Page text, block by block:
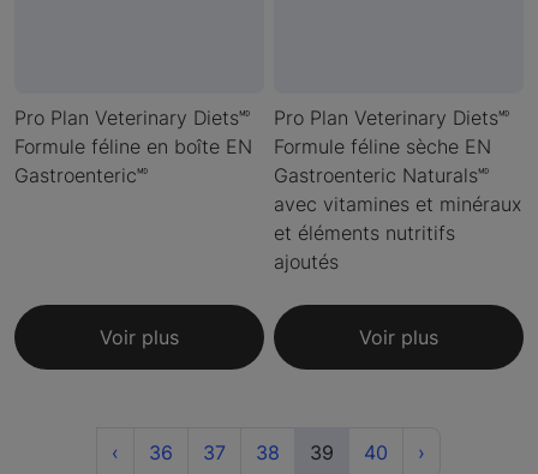
Pro Plan Veterinary Diets🅫
Formule féline en boîte EN
Gastroenteric🅫
Voir plus
Pro Plan Veterinary Diets🅫
Formule féline sèche EN
Gastroenteric Naturals🅫
avec vitamines et minéraux
et éléments nutritifs
ajoutés
Voir plus
‹ Previous
36 37 38 39 (current)
40 ›